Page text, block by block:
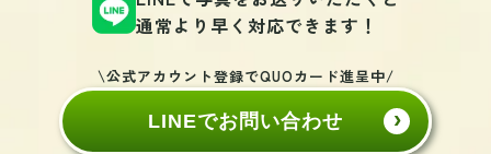
通常より早く対応できます！
\公式アカウント登録でQUOカード進呈中/
LINEでお問い合わせ